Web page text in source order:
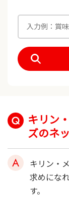
キリン
ズのネ
キリン・
求めにな
す。